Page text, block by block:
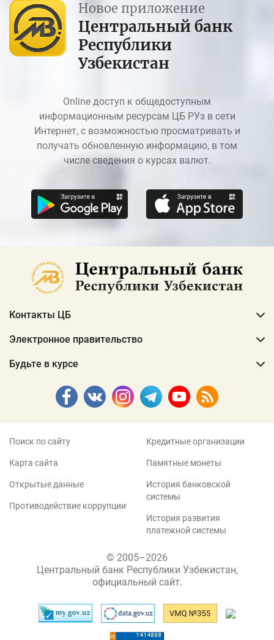
Новое приложение
Центральный банк
Республики
Узбекистан
Online доступ к общедоступным
информационным ресурсам ЦБ РУз в сети
Интернет, с возможностью просматривать и
получать обновленную информацию, в том
числе сведения о курсах валют.
Контакты ЦБ
Электронное правительство
Будьте в курсе
Поиск по сайту
Карта сайта
Открытые данные
Противодействие коррупции
Кредитные организации
Памятные монеты
История банковской
системы
История развития
платежной системы
© 2005–2026
Центральный банк Республики Узбекистан,
официальный сайт.